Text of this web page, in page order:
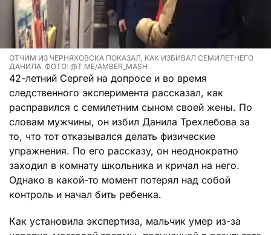
ОТЧИМ ИЗ ЧЕРНЯХОВСКА ПОКАЗАЛ, КАК ИЗБИВАЛ СЕМИЛЕТНЕГО
ДАНИЛА. ФОТО: @T.ME/AMBER_MASH
42-летний Сергей на допросе и во время
следственного эксперимента рассказал, как
расправился с семилетним сыном своей жены. По
словам мужчины, он избил Данила Трехлебова за
то, что тот отказывался делать физические
упражнения. По его рассказу, он неоднократно
заходил в комнату школьника и кричал на него.
Однако в какой-то момент потерял над собой
контроль и начал бить ребенка.
Как установила экспертиза, мальчик умер из-за